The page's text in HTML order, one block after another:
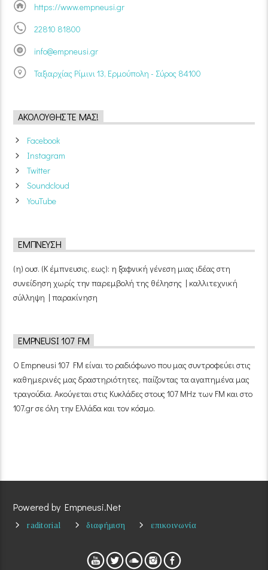
https://www.empneusi.gr
22810 81800
info@empneusi.gr
Ταξιαρχίας Ρίμινι 13, Ερμούπολη - Σύρος 84100
ΑΚΟΛΟΥΘΉΣΤΕ ΜΑΣ!
Facebook
Instagram
Twitter
Soundcloud
YouTube
ΈΜΠΝΕΥΣΗ
(η) ουσ. (Κ έμπνευσις, εως): η ξαφνική γένεση μιας ιδέας στη
συνείδηση χωρίς την παρεμβολή της θέλησης | καλλιτεχνική
σύλληψη | παρακίνηση
EMPNEUSI 107 FM
Ο Empneusi 107 FM είναι το ραδιόφωνο που μας συντροφεύει στις
καθημερινές μας δραστηριότητες, παίζοντας τα αγαπημένα μας
τραγούδια. Ακούγεται στις Κυκλάδες στους 107 MHz των FM και στο
107.gr σε όλη την Ελλάδα και τον κόσμο.
Powered by Empneusi.Net
raditorial διαφήμιση επικοινωνία